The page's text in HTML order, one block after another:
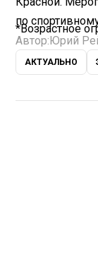
по
*Возрастное
Автор:Юрий
АКТУАЛЬНО